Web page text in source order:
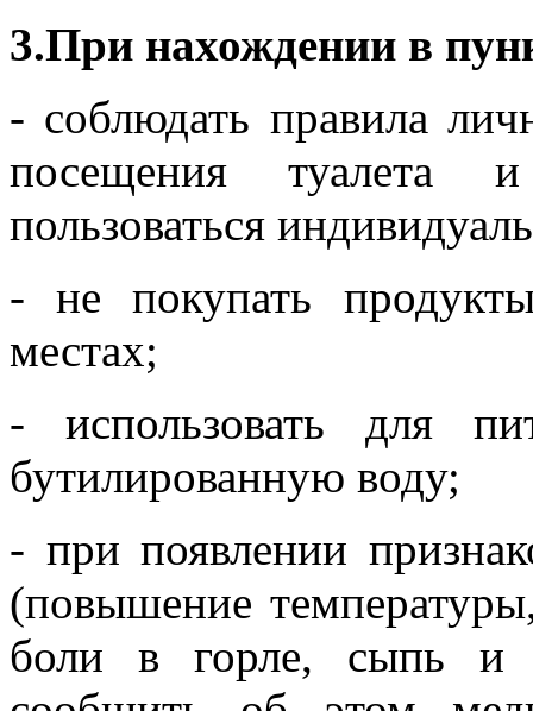
3.При нахождении в
- соблюдать правила
посещения туалета
пользоваться
- не покупать
местах;
- использовать для
бутилированную воду;
- при появлении
(повышение
боли в горле, сыпь и